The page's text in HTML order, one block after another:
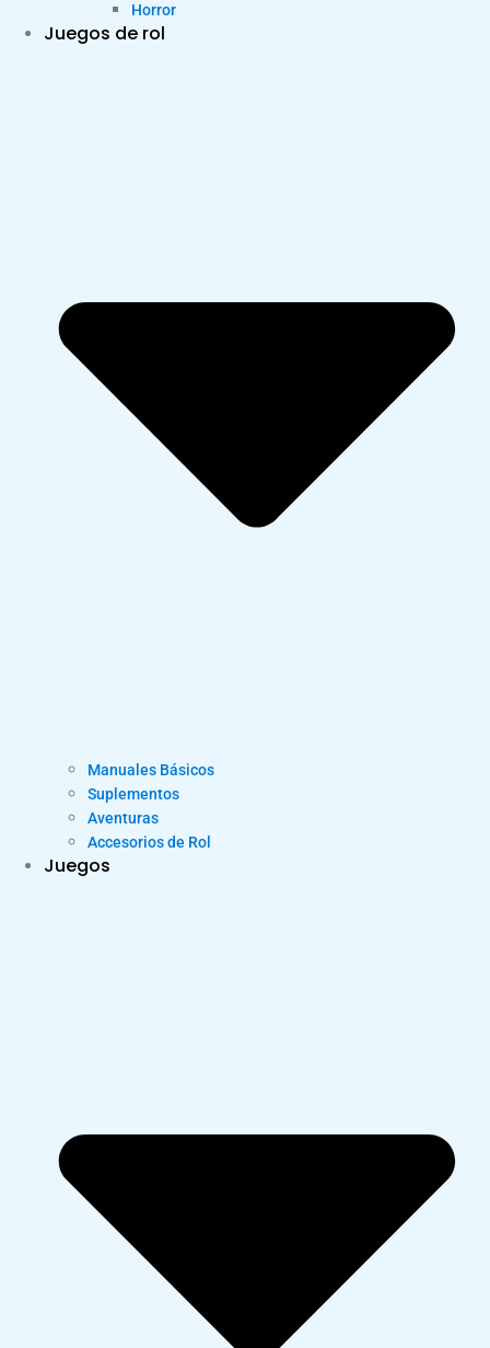
Horror
Juegos de rol
Manuales Básicos
Suplementos
Aventuras
Accesorios de Rol
Juegos